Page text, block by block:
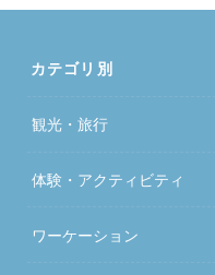
カテゴリ別
観光・旅行
体験・アクティビティ
ワーケーション